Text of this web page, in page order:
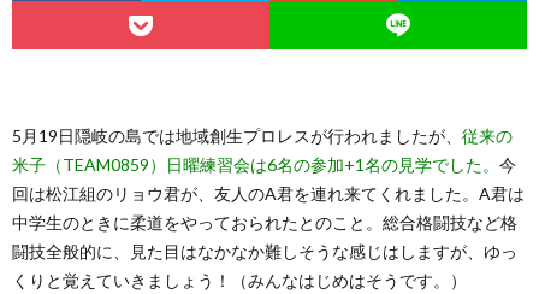
5月19日隠岐の島では地域創生プロレスが行われましたが、 従来の
米子（TEAM0859）日曜練習会は6名の参加+1名の見学でした。 今
回は松江組のリョウ君が、友人のA君を連れ来てくれました。A君は
中学生のときに柔道をやっておられたとのこと。総合格闘技など格
闘技全般的に、見た目はなかなか難しそうな感じはしますが、ゆっ
くりと覚えていきましょう！（みんなはじめはそうです。）